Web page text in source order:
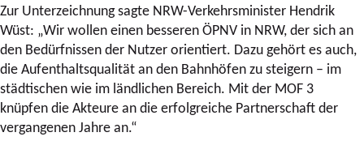
Zur Unterzeichnung sagte NRW-Verkehrsminister Hendrik
Wüst: „Wir wollen einen besseren ÖPNV in NRW, der sich an
den Bedürfnissen der Nutzer orientiert. Dazu gehört es auch,
die Aufenthaltsqualität an den Bahnhöfen zu steigern – im
städtischen wie im ländlichen Bereich. Mit der MOF 3
knüpfen die Akteure an die erfolgreiche Partnerschaft der
vergangenen Jahre an.“